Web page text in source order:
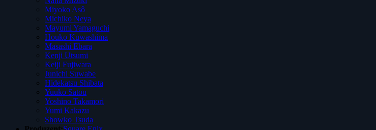
Miyoko Asô
Michiko Neya
Mayumi Yamaguchi
Houko Kuwashima
Masashi Ebara
Kenji Utsumi
Keiji Fujiwara
Junichi Suwabe
Hidekatsu Shibata
Yuuko Satou
Yoshino Takamori
Yumi Kakazu
Showko Tsuda